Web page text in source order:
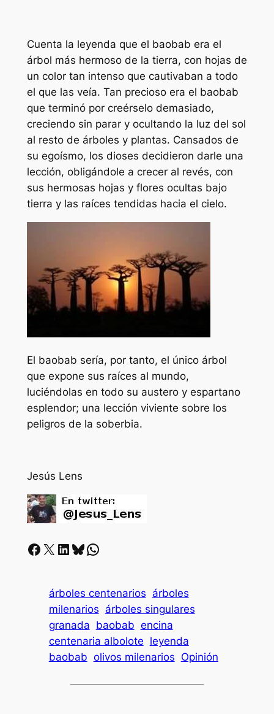
Cuenta la leyenda que el baobab era el
árbol más hermoso de la tierra, con hojas de
un color tan intenso que cautivaban a todo
el que las veía. Tan precioso era el baobab
que terminó por creérselo demasiado,
creciendo sin parar y ocultando la luz del sol
al resto de árboles y plantas. Cansados de
su egoísmo, los dioses decidieron darle una
lección, obligándole a crecer al revés, con
sus hermosas hojas y flores ocultas bajo
tierra y las raíces tendidas hacia el cielo.
El baobab sería, por tanto, el único árbol
que expone sus raíces al mundo,
luciéndolas en todo su austero y espartano
esplendor; una lección viviente sobre los
peligros de la soberbia.
Jesús Lens
Facebook X LinkedIn Bluesky Whatsapp
árboles centenarios árboles
milenarios árboles singulares
granada baobab encina
centenaria albolote leyenda
baobab olivos milenarios Opinión